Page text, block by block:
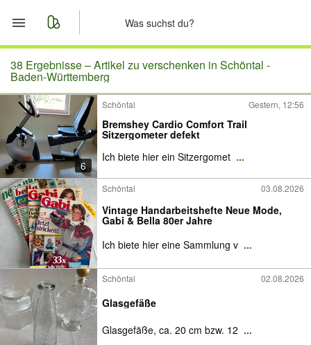
Start
Merkliste
Nachrichten
Anzeige aufgeben
38 Ergebnisse –Artikel zu verschenken in Schöntal -
Baden-Württemberg
6
Schöntal Gestern, 12:56
Bremshey Cardio Comfort Trail
Sitzergometer defekt
Ich biete hier ein Sitzergomet ...
Schöntal 03.08.2026
Vintage Handarbeitshefte Neue Mode,
Gabi & Bella 80er Jahre
Ich biete hier eine Sammlung v ...
Schöntal 02.08.2026
Glasgefäße
Glasgefäße, ca. 20 cm bzw. 12 ...